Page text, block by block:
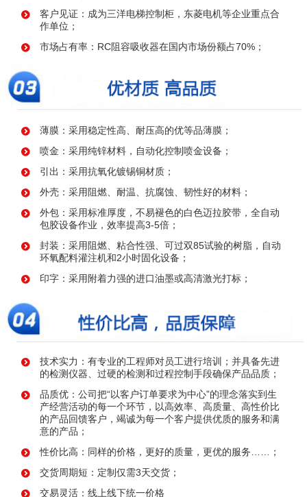
客户见证：成为三洋电梯控制柜，东菱电机等企业重点合
作单位；
市场占有率：RC阻容吸收器在国内市场份额占70%；
薄膜：采用稳定性高、耐压高的优等品薄膜；
喷金：采用纯锌材料，自动化控制喷金设备；
引出：采用抗氧化镀锡铜材质；
外壳：采用阻燃、耐温、抗腐蚀、韧性好的材料；
外包：采用标准厚度，不易褪色的白色迈拉胶带，全自动
包胶设备作业，效率提高3-5倍；
封装：采用阻燃、粘合性强、可过双85试验的树脂，自动
环氧配料灌注机和2小时固化设备；
印字：采用附着力强的进口油墨或高清激光打标；
技术实力：有专业的工程师对员工进行培训；并具备先进
的检测仪器、过硬的检测和过程控制手段确保产品品质；
品质优：公司把“以客户订单要求为中心”的理念落实到生
产经营活动的每一个环节，以高效率、高质量、高性价比
的产品回馈客户，竭诚为每一个客户提供优质的服务和满
意的产品；
性价比高：同样的价格，更好的质量，更优的服务……；
交货周期短：定制仅需3天交货；
交易灵活：线上线下统一价格